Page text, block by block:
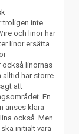
troligen inte
och linor har
linor ersätta
också linornas
alltid har större
att
En
anses klara
också. Men
initialt vara